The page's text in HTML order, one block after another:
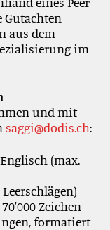
Gutachten
aus dem
im
und mit
saggi@dodis.ch:
(max.
Zeichen
formatiert